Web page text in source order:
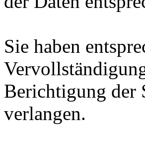
Sie haben
Berichtigung der
verlangen.